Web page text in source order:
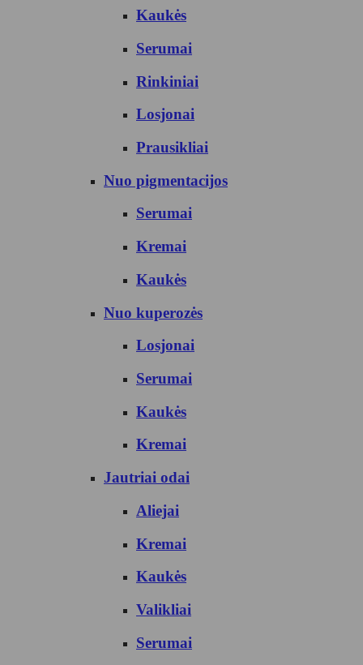
Kaukės
Serumai
Rinkiniai
Losjonai
Prausikliai
Nuo pigmentacijos
Serumai
Kremai
Kaukės
Nuo kuperozės
Losjonai
Serumai
Kaukės
Kremai
Jautriai odai
Aliejai
Kremai
Kaukės
Valikliai
Serumai